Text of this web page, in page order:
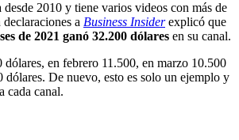
2010 y tiene varios videos con más de
a Business Insiderexplicó que
de 2021 ganó 32.200 dólares en su canal.
en febrero 11.500, en marzo 10.500
De nuevo, esto es solo un ejemplo y
cada canal.